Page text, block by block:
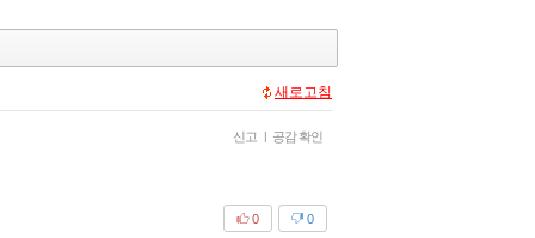
새로고침
신고 | 공감 확인
0
0